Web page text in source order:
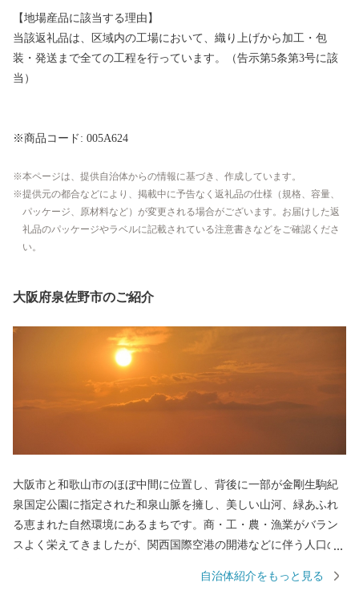
【地場産品に該当する理由】
当該返礼品は、区域内の工場において、織り上げから加工・包
装・発送まで全ての工程を行っています。（告示第5条第3号に該
当）
※商品コード: 005A624
本ページは、提供自治体からの情報に基づき、作成しています。
提供元の都合などにより、掲載中に予告なく返礼品の仕様（規格、容量、
パッケージ、原材料など）が変更される場合がございます。お届けした返
礼品のパッケージやラベルに記載されている注意書きなどをご確認くださ
い。
大阪府泉佐野市のご紹介
大阪市と和歌山市のほぼ中間に位置し、背後に一部が金剛生駒紀
泉国定公園に指定された和泉山脈を擁し、美しい山河、緑あふれ
る恵まれた自然環境にあるまちです。商・工・農・漁業がバラン
スよく栄えてきましたが、関西国際空港の開港などに伴う人口の
由来は、中世以来の村名「佐野」に旧国名和泉を冠したもので、
自治体紹介をもっと見る